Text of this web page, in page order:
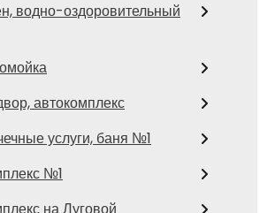
водно-оздоровительный
автокомплекс
услуги, баня №1
№1